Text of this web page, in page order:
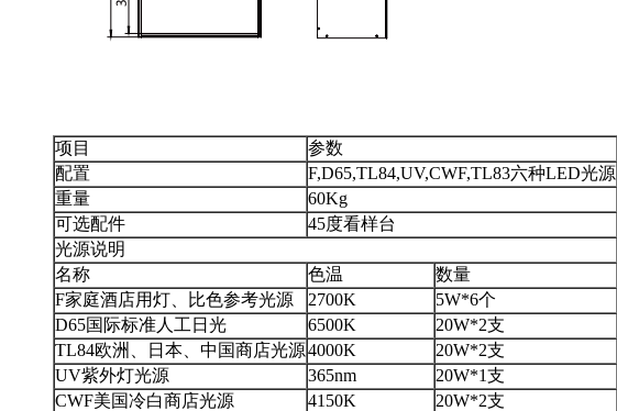
项目
参数
配置
F,D65,TL84,UV,CWF,TL83六种LED光源
重量
60Kg
可选配件
45度看样台
光源说明
名称
色温
数量
F家庭酒店用灯、比色参考光源
2700K
5W*6个
D65国际标准人工日光
6500K
20W*2支
TL84欧洲、日本、中国商店光源4000K
20W*2支
UV紫外灯光源
365nm
20W*1支
CWF美国冷白商店光源
4150K
20W*2支